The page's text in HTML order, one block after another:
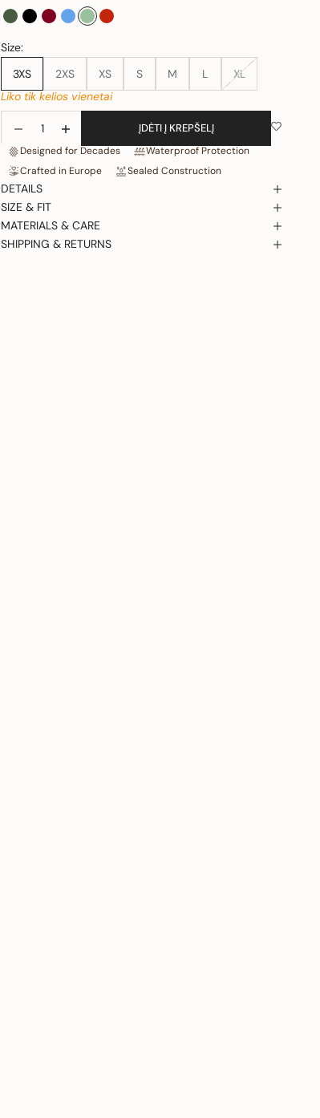
GreenBlackBurgundy
Ocean Blue
OliveRed
Size:
3XS
2XS XS S M L
XL
Liko tik kelios vienetai
ĮDĖTI Į KREPŠELĮ
Designed for Decades
Waterproof Protection
Crafted in Europe
Sealed Construction
DETAILS
SIZE & FIT
MATERIALS & CARE
SHIPPING & RETURNS